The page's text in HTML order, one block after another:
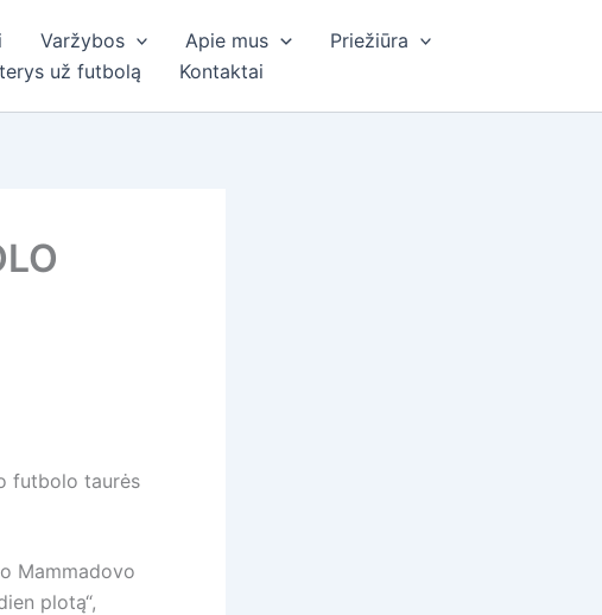
Varžybos Apie mus
Priežiūra
už futbolą Kontaktai
futbolo taurės
Mammadovo
plotą“,